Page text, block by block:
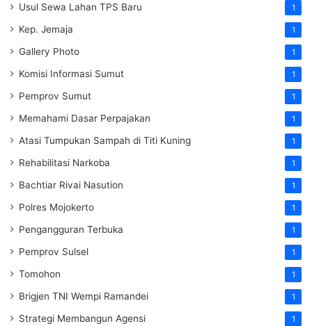
Usul Sewa Lahan TPS Baru 1
Kep. Jemaja 1
Gallery Photo 1
Komisi Informasi Sumut 1
Pemprov Sumut 1
Memahami Dasar Perpajakan 1
Atasi Tumpukan Sampah di Titi Kuning 1
Rehabilitasi Narkoba 1
Bachtiar Rivai Nasution 1
Polres Mojokerto 1
Pengangguran Terbuka 1
Pemprov Sulsel 1
Tomohon 1
Brigjen TNI Wempi Ramandei 1
Strategi Membangun Agensi 1